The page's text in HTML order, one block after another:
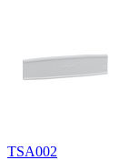
TSA002